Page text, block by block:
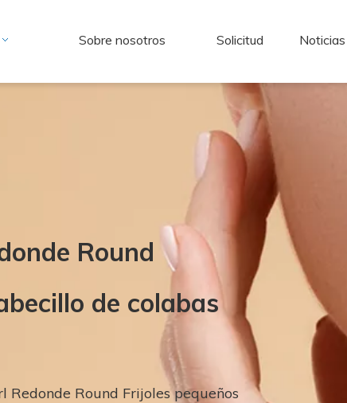
Sobre nosotros Solicitud Noticias
Round
de colabas
Redonde Round Frijoles pequeños